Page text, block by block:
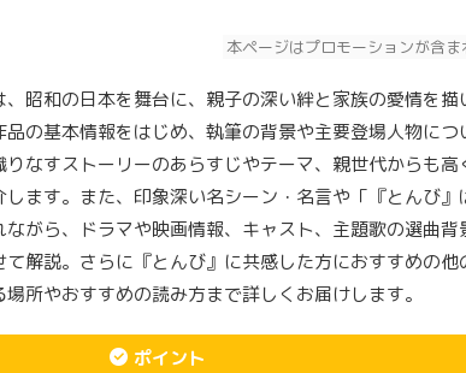
本ページはプロモーションが含ま
昭和の日本を舞台に、親子の深い絆と家族の愛情を描
の基本情報をはじめ、執筆の背景や主要登場人物につ
なすストーリーのあらすじやテーマ、親世代からも高
ます。また、印象深い名シーン・名言や「『とんび』
がら、ドラマや映画情報、キャスト、主題歌の選曲背
解説。さらに『とんび』に共感した方におすすめの他
所やおすすめの読み方まで詳しくお届けします。
ポイント